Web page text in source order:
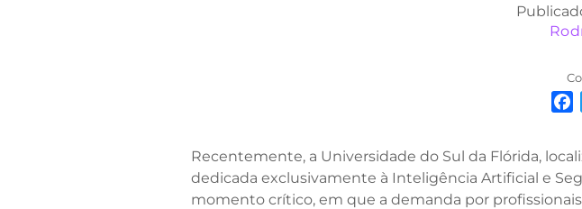
Recentemente, a Universidade do Sul da Flórida,
dedicada exclusivamente à Inteligência Artificial e
momento crítico, em que a demanda por